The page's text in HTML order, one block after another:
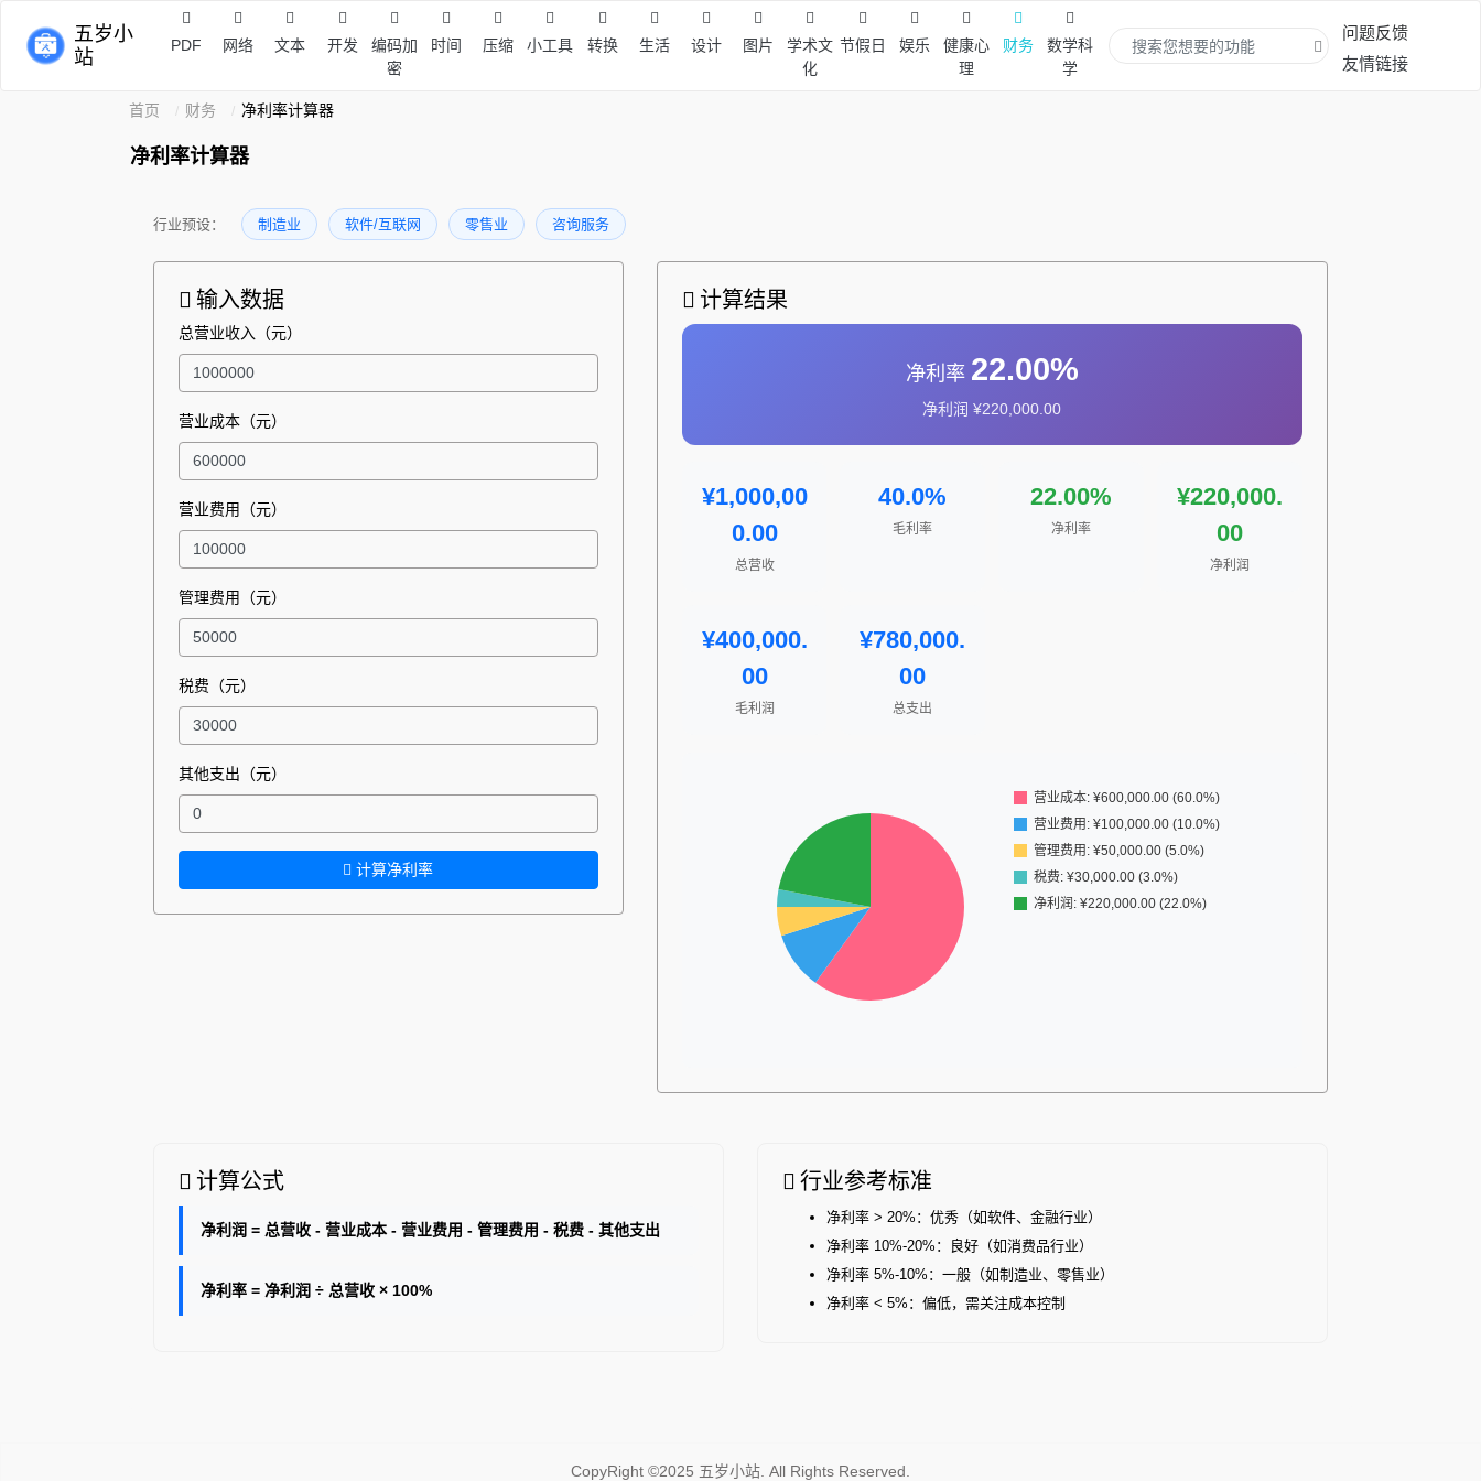
五岁小
站
PDF 网络 文本 开发
编码加
密
时间 压缩 小工具 转换 生活 设计 图片
学术文
化
节假日 娱乐
健康心
理
财务
数学科
学
问题反馈
友情链接
首页 财务 净利率计算器
净利率计算器
行业预设： 制造业 软件/互联网 零售业 咨询服务
输入数据
总营业收入（元）
营业成本（元）
营业费用（元）
管理费用（元）
税费（元）
其他支出（元）
计算净利率
计算结果
净利率 22.00%
净利润 ¥220,000.00
¥1,000,00
0.00
总营收
40.0%
毛利率
22.00%
净利率
¥220,000.
00
净利润
¥400,000.
00
毛利润
¥780,000.
00
总支出
计算公式
净利润 = 总营收 - 营业成本 - 营业费用 - 管理费用 - 税费 - 其他支出
净利率 = 净利润 ÷ 总营收 × 100%
行业参考标准
净利率 > 20%：优秀（如软件、金融行业）
净利率 10%-20%：良好（如消费品行业）
净利率 5%-10%：一般（如制造业、零售业）
净利率 < 5%：偏低，需关注成本控制
CopyRight ©2025 五岁小站. All Rights Reserved.